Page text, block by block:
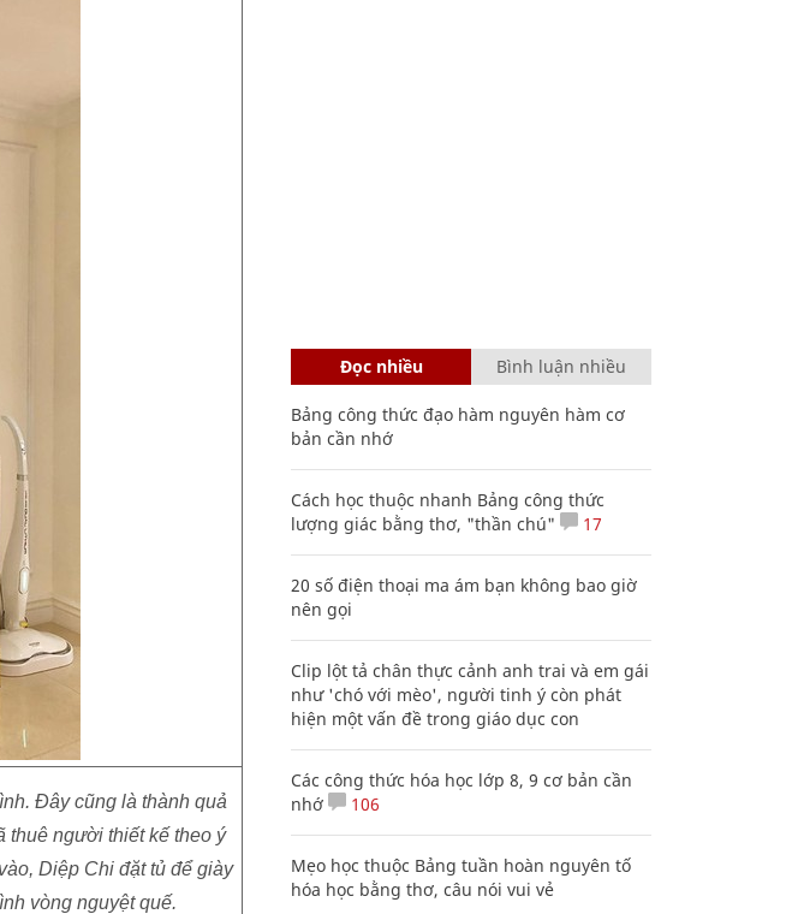
Đây cũng là thành quả
thuê người thiết kế theo ý
Diệp Chi đặt tủ để giày
vòng nguyệt quế.
Đọc nhiều Bình luận nhiều
Bảng công thức đạo hàm nguyên hàm cơ
bản cần nhớ
Cách học thuộc nhanh Bảng công thức
lượng giác bằng thơ, "thần chú"
17
20 số điện thoại ma ám bạn không bao giờ
nên gọi
Clip lột tả chân thực cảnh anh trai và em gái
như 'chó với mèo', người tinh ý còn phát
hiện một vấn đề trong giáo dục con
Các công thức hóa học lớp 8, 9 cơ bản cần
nhớ
106
Mẹo học thuộc Bảng tuần hoàn nguyên tố
hóa học bằng thơ, câu nói vui vẻ